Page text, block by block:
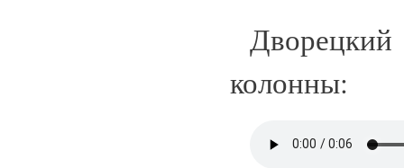
Дворецкий
колонны: